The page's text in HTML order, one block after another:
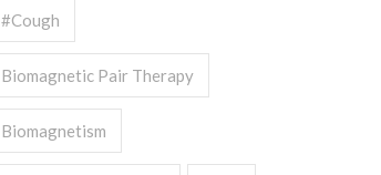
#cough
Biomagnetic Pair Therapy
Biomagnetism